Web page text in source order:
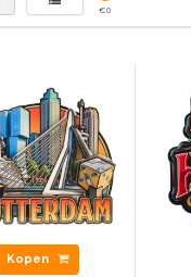
€0
Kopen